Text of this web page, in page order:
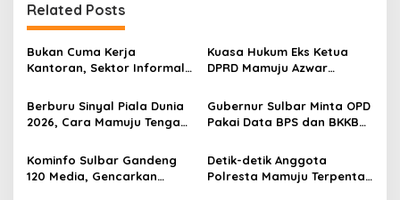
a
v
i
a
i
Related Posts
Bukan Cuma Kerja
Kantoran, Sektor Informal
Kerja Sulawesi Barat
Kuasa Hukum Eks Ketua
DPRD Mamuju Azwar
Penangguhan Penahanan
Berburu Sinyal Piala Dunia
2026, Cara Mamuju Tengah
Lewat TVRI
Gubernur Sulbar Minta OPD
Pakai Data BPS dan BKKBN
Penurunan Stunting
Kominfo Sulbar Gandeng
120 Media, Gencarkan
Detik-detik Anggota
Polresta Mamuju Terpental